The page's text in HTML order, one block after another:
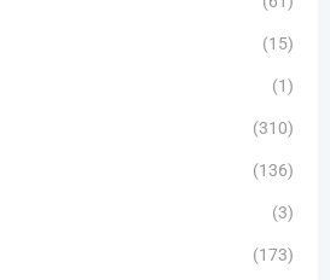
(15)
(1)
(310)
(136)
(3)
(173)